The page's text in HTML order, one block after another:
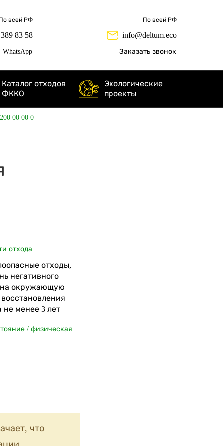
По всей РФ
83 58
WhatsApp
По всей РФ
info@deltum.eco
Заказать звонок
Каталог отходов
ФККО
Экологические
проекты
00 00 0
отхода:
отходы,
негативного
на окружающую
не менее 3 лет
/ физическая
что